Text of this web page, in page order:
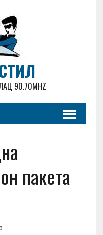
90.70MHZ
пакета